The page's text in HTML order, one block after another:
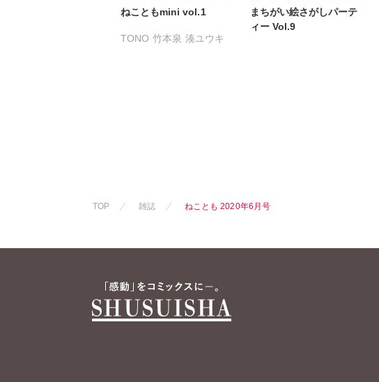
美月李予 福島正則
福島正則 木月けいこ
ねこともmini vol.1
TONO 竹本泉 湊ユウキ
まちがい絵さがしパーテ
ィー Vol.9
TOP 雑誌 ねことも 2020年6月号